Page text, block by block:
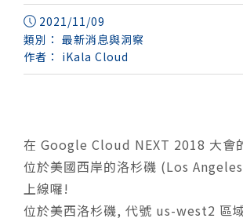
2021/11/09
類別： 最新消息與洞察
作者： iKala Cloud
在 Google Cloud NEXT 2018 大會
位於美國西岸的洛杉磯 (Los
上線囉!
位於美西洛杉磯, 代號 us-west2 區